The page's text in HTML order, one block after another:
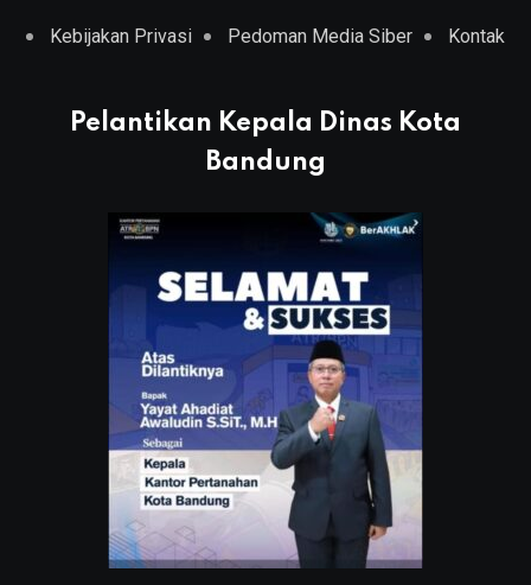
Kebijakan Privasi Pedoman Media Siber Kontak
Pelantikan Kepala Dinas Kota
Bandung